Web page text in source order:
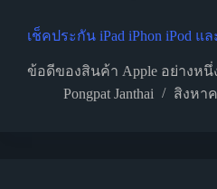
เช็คประกัน iPad iPhon iPod แ
ข้อดีของสินค้า Apple อย่างห
Pongpat Janthai
สิงหา